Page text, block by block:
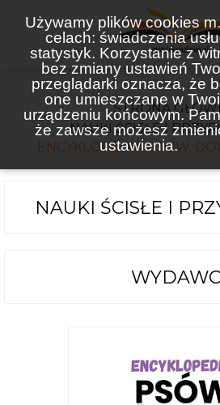
Używamy plików cookies
celach: świadczenia
statystyk. Korzystanie z
bez zmiany ustawień
przeglądarki oznacza, że
one umieszczane w
urządzeniu końcowym.
że zawsze możesz
ustawienia.
STRONA
NAUKI ŚCISŁE I
ENCYKLOPEDIA PSÓW.
NAUKI ŚCISŁE I